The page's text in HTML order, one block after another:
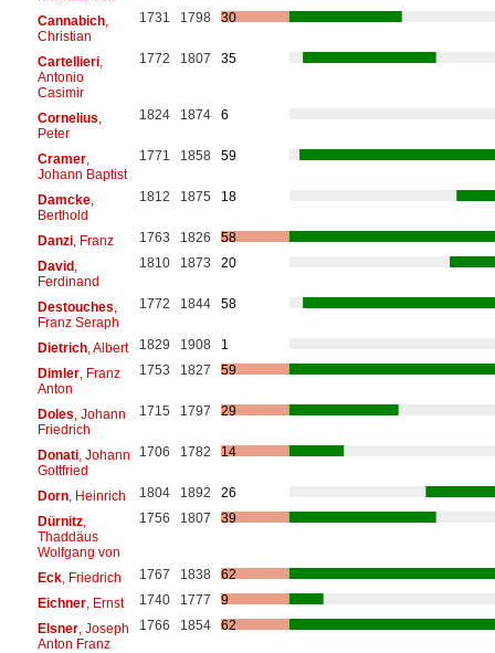
Cannabich,
Christian
1731 1798 30
Cartellieri,
Antonio
Casimir
1772 1807 35
Cornelius
Peter
1824 1874 6
Cramer,
Johann Baptist
1771 1858 59
Damcke,
Berthold
1812 1875 18
Danzi, Franz 1763 1826
58
David,
Ferdinand
1810 1873 20
Destouches
Franz Seraph
1772 1844 58
Dietrich, Albert 1829 1908
1
Dimler, Franz
Anton
1753 1827 59
Doles , Johann
Friedrich
1715 1797 29
Donati, Johann
Gottfried
1706 1782 14
Dorn, Heinrich 1804 1892
26
Dürnitz,
Thaddäus
Wolfgang von
1756 1807 39
Eck, Friedrich 1767 1838
62
Eichner, Ernst 1740 1777
9
Elsner, Joseph
Anton Franz
1766 1854 62